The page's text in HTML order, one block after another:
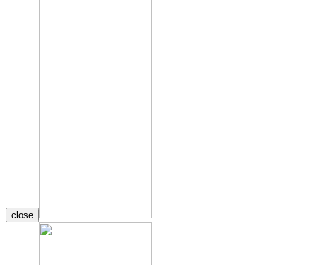
close